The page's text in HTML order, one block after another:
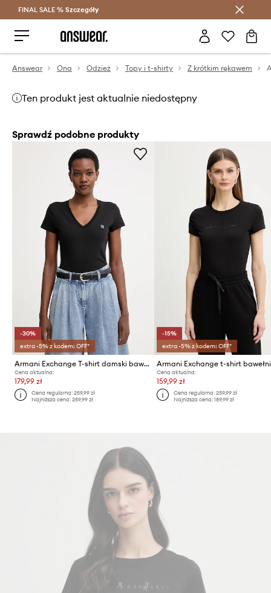
Oszczędzaj z Answear Club >
FINAL SALE % Szczegóły
Answear Ona Odzież Topy i t-shirty Z krótkim rękawem
Ten produkt jest aktualnie niedostępny
Sprawdź podobne produkty
-30%
extra -5% z kodem: OFF*
Armani Exchange T-shirt damski bawełniany
Cena aktualna:
179,99 zł
Cena regularna:259,99 zł
Najniższa cena:259,99 zł
-15%
extra -5% z kodem: OFF*
Armani Exchange t-shirt
Cena aktualna:
159,99 zł
Cena regularna: 259,99 zł
Najniższa cena: 189,99 zł